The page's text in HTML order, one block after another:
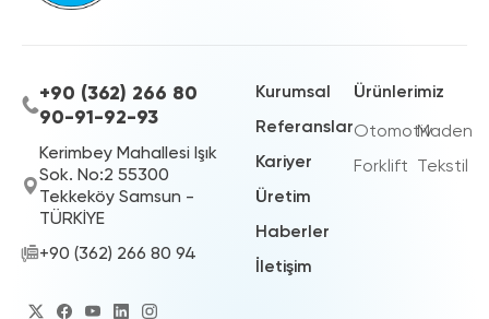
+90 (362) 266 80
90-91-92-93
Kerimbey Mahallesi Işık
Sok. No:2 55300
Tekkeköy Samsun -
TÜRKİYE
+90 (362) 266 80 94
Kurumsal
Referanslar
Kariyer
Üretim
Haberler
İletişim
Ürünlerimiz
OtomotivMaden
Forklift Tekstil